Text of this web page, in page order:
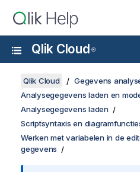
Qlik Cloud ®
Qlik Cloud
Gegevens
Analysegegevens laden en
Analysegegevens laden
Scriptsyntaxis en
Werken met variabelen in de
gegevens